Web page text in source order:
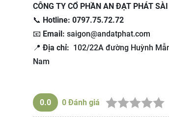
CÔNG TY CỔ PHẦN AN ĐẠT PHÁT SÀI
📞 Hotline: 0797.75.72.72
📧 Email: saigon@andatphat.com
📍Địa chỉ: 102/22A đường Huỳnh
Nam
0.0 0Đánh giá